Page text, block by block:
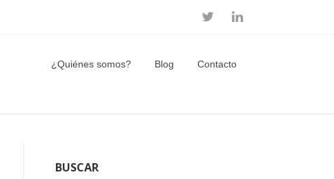
¿Quiénes somos? Blog Contacto
BUSCAR